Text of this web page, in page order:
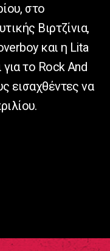
στο
Βιρτζίνια,
και η Lita
το Rock And
εισαχθέντες να